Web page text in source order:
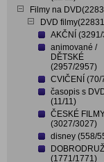
Filmy na
DVD
AKČNÍ
animované /
DĚTSKÉ
(2957/2957)
CVIČENÍ (70/
časopis s
(11/11)
ČESKÉ
(3027/3027)
disney (558/
(1771/1771)